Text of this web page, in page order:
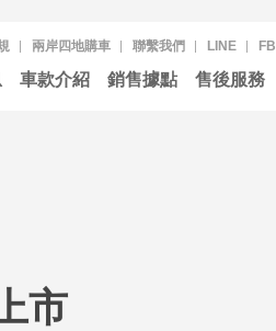
兩岸四地購車 聯繫我們 LINE FB
車款介紹 銷售據點 售後服務
市